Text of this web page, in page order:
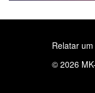
Relatar
© 2026